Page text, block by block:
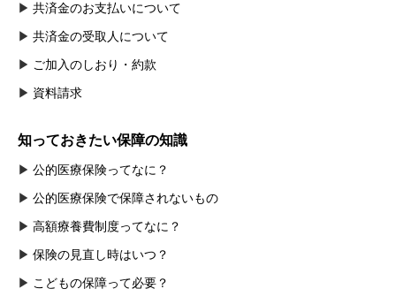
共済金のお支払いについて
共済金の受取人について
ご加入のしおり・約款
資料請求
知っておきたい保障の知識
公的医療保険ってなに？
公的医療保険で保障されないもの
高額療養費制度ってなに？
保険の見直し時はいつ？
こどもの保障って必要？